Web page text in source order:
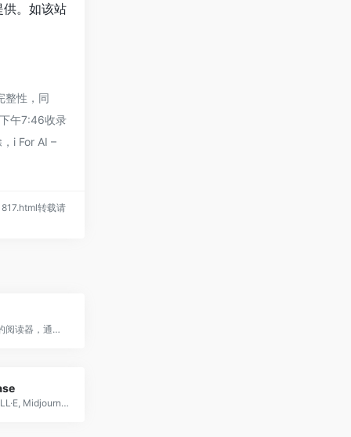
。如该站
整性，同
午7:46收录
i For AI –
转载请
为学习而生的阅读器，通过 AI 自动解读，释放你高亮标注和阅读笔记的真正潜力
一个优质DALL·E, Midjourney, ChatGPT, Stable Diffusion的市场;GPT提示。